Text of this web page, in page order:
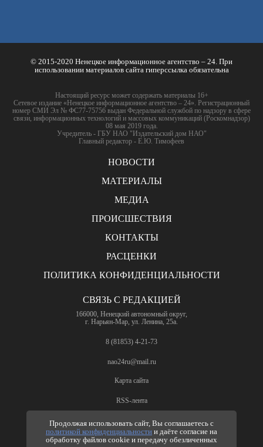
Продолжая использовать сайт, Вы соглашаетесь с
политикой конфиденциальностии даёте согласие на
обработку файлов cookie и передачу обезличенных
© 2015-2020 Ненецкое информационное агентство – 24. При
использовании материалов сайта гиперссылка обязательна
Настоящий ресурс может содержать материалы 16+
Сетевое издание «Ненецкое информационное агентство – 24». Регистрационный
номер СМИ Эл № ФС77-75756 выдан Федеральной службой по надзору в сфере
связи, информационных технологий и массовых коммуникаций (Роскомнадзор)
08 мая 2019 года.
Учредитель - ГБУ НАО "Издательский дом НАО"
Главный редактор - Е.Ю. Тимофеев
НОВОСТИ
МАТЕРИАЛЫ
МЕДИА
ПРОИСШЕСТВИЯ
КОНТАКТЫ
РАСЦЕНКИ
ПОЛИТИКА КОНФИДЕНЦИАЛЬНОСТИ
СВЯЗЬ С РЕДАКЦИЕЙ
166000, Ненецкий автономный округ,
г. Нарьян-Мар, ул. Ленина, 25а.
8 (81853) 4-21-73
nao24ru@mail.ru
Карта сайта
RSS-лента
ПО ВОПРОСАМ РЕКЛАМЫ
8 (81853) 4-63-61